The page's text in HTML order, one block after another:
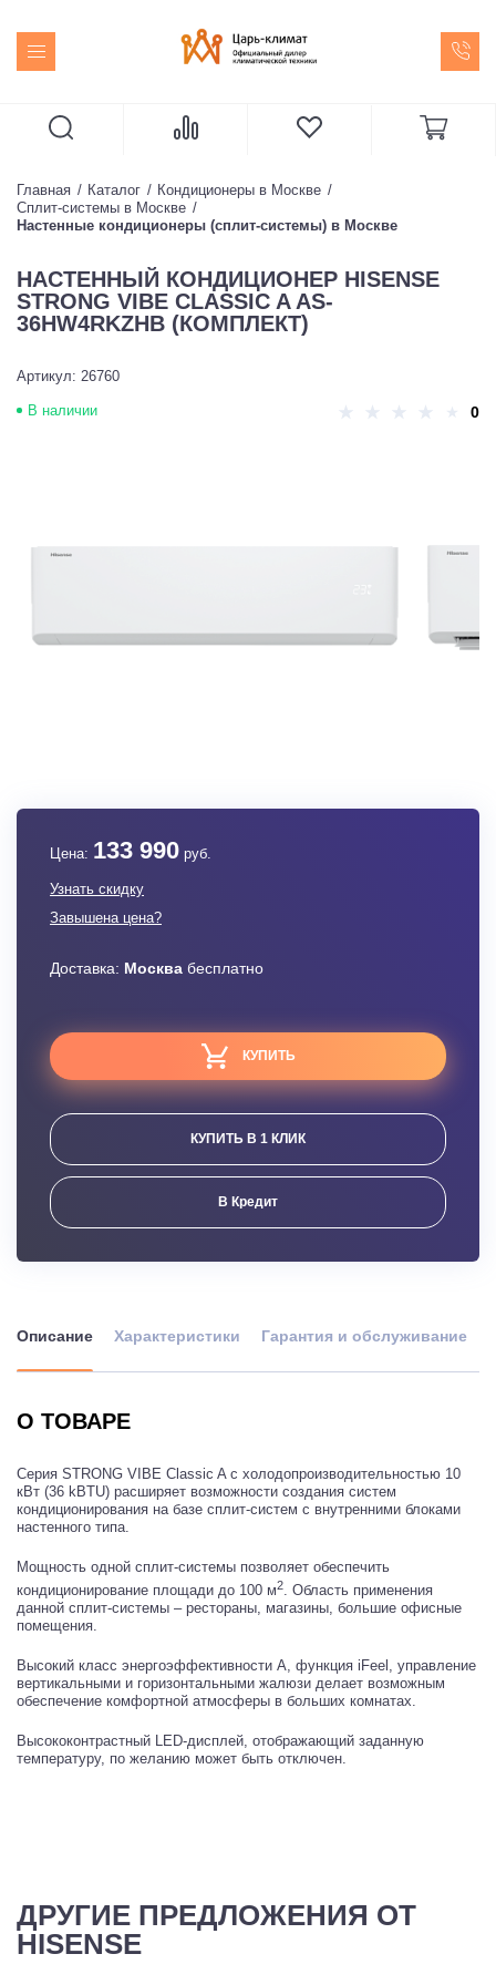
Главная Каталог
Кондиционеры в Москве
Сплит-системы в Москве
Настенные кондиционеры (сплит-системы) в Москве
НАСТЕННЫЙ КОНДИЦИОНЕР HISENSE
STRONG VIBE CLASSIC A AS-
36HW4RKZHB (КОМПЛЕКТ)
Артикул: 26760
В наличии 0
Цена: 133 990 руб.
Узнать скидку
Завышена цена?
Доставка: Москва бесплатно
КУПИТЬ
КУПИТЬ В 1 КЛИК
В Кредит
Описание Характеристики Гарантия и обслуживание
О ТОВАРЕ
Серия STRONG VIBE Classic A с холодопроизводительностью 10
кВт (36 kBTU) расширяет возможности создания систем
кондиционирования на базе сплит-систем с внутренними блоками
настенного типа.
Мощность одной сплит-системы позволяет обеспечить
кондиционирование площади до 100 м2
. Область применения
данной сплит-системы – рестораны, магазины, большие офисные
помещения.
Высокий класс энергоэффективности А, функция iFeel, управление
вертикальными и горизонтальными жалюзи делает возможным
обеспечение комфортной атмосферы в больших комнатах.
Высококонтрастный LED-дисплей, отображающий заданную
температуру, по желанию может быть отключен.
ДРУГИЕ ПРЕДЛОЖЕНИЯ ОТ
HISENSE